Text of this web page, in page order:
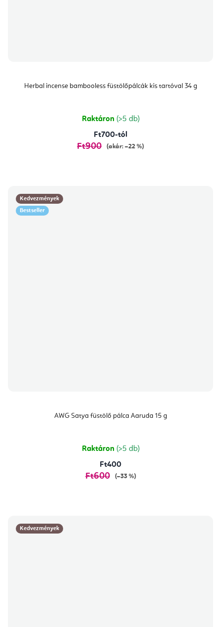
Herbal incense bambooless füstölőpálcák kis tartóval 34 g
Raktáron (>5 db)
Ft700-tól
Ft900 (akár: –22 %)
Kedvezmények
Bestseller
AWG Satya füstölő pálca Aaruda 15 g
Raktáron (>5 db)
Ft400
Ft600 (–33 %)
Kedvezmények